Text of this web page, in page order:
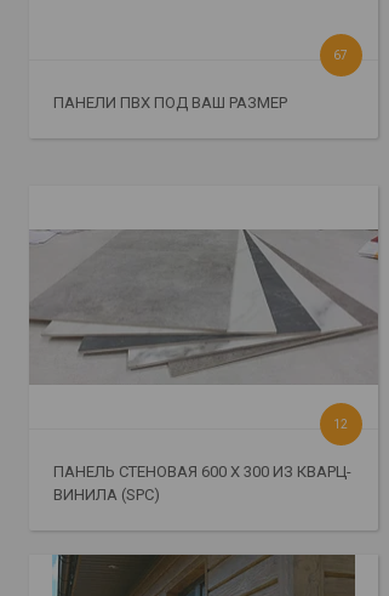
ПАНЕЛИ ПВХ ПОД ВАШ РАЗМЕР
67
ПАНЕЛЬ СТЕНОВАЯ 600 Х 300 ИЗ КВАРЦ-
ВИНИЛА (SPC)
12